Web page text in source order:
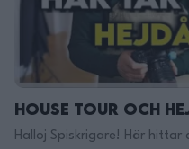
House Tour och
Halloj Spiskrigare! Här hittar